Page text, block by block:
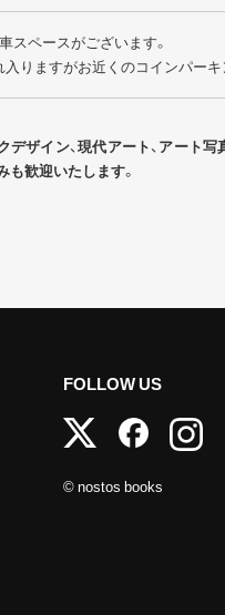
スペースがございます。
りますがお近くのコインパーキ
ザイン、現代アート、アート写
歓迎いたします。
FOLLOW US
© nostos books